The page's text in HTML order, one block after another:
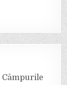
Câmpurile